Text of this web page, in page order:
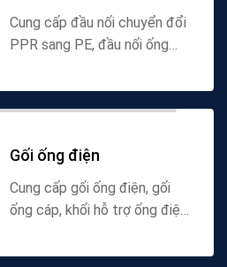
Cung cấp đầu nối chuyển đổi
PPR sang PE, đầu nối ống
tiếp PPR-PE, đầu nối chuyển
đổi polyethylene-
nó...
Gối ống điện
Cung cấp gối ống điện, gối
ống cáp, khối hỗ trợ ống điện,
ống và các sản phẩm khác,